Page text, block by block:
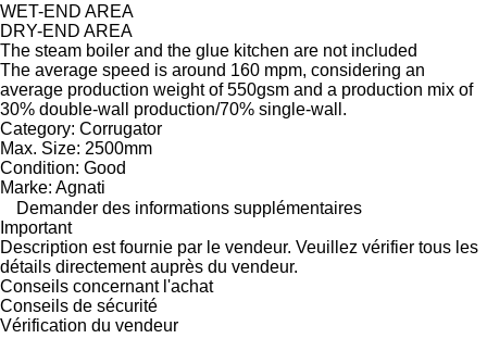
WET-END AREA
DRY-END AREA
The steam boiler and the glue kitchen are not included
The average speed is around 160 mpm, considering an
average production weight of 550gsm and a production mix of
30% double-wall production/70% single-wall.
Category: Corrugator
Max. Size: 2500mm
Condition: Good
Marke: Agnati
Demander des informations supplémentaires
Important
Description est fournie par le vendeur. Veuillez vérifier tous les
détails directement auprès du vendeur.
Conseils concernant l'achat
Conseils de sécurité
Vérification du vendeur